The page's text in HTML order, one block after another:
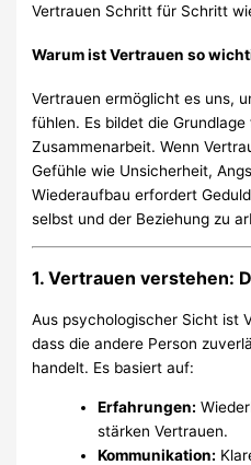
Vertrauen Schritt für Schritt
Warum ist Vertrauen so
Vertrauen ermöglicht es uns,
fühlen. Es bildet die
Zusammenarbeit. Wenn
Gefühle wie Unsicherheit,
Wiederaufbau erfordert
selbst und der Beziehung zu
1. Vertrauen verstehen:
Aus psychologischer Sicht ist
dass die andere Person
handelt. Es basiert auf:
Erfahrungen:
stärken Vertrauen.
Kommunikation: